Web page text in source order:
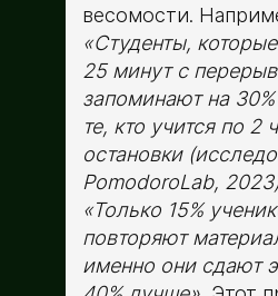
весомости.
«Студенты,
25 минут с
запоминают на
те, кто учится по 2
остановки
PomodoroLab,
«Только 15%
повторяют
именно они сдают